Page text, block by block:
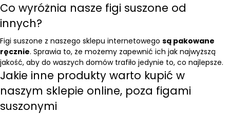
Co wyróżnia nasze figi suszone od
innych?
Figi suszone z naszego sklepu internetowego są pakowane
ręcznie. Sprawia to, że możemy zapewnić ich jak najwyższą
jakość, aby do waszych domów trafiło jedynie to, co najlepsze.
Jakie inne produkty warto kupić w
naszym sklepie online, poza figami
suszonymi